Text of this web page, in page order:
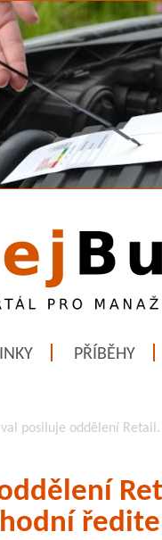
PŘÍBĚHY
posiluje oddělení